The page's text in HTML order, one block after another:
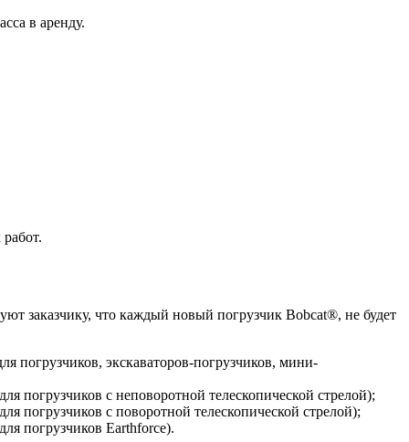
в аренду.
заказчику, что каждый новый погрузчик Bobcat®, не будет
погрузчиков, экскаваторов-погрузчиков, мини-
погрузчиков с неповоротной телескопической стрелой);
погрузчиков с поворотной телескопической стрелой);
погрузчиков Earthforce).